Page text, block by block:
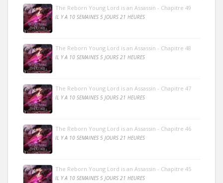
The Reborn Young Lord is an Assassin - Chapitre 49
IL Y A 10 SEMAINES 5 JOURS 21 HEURES
The Reborn Young Lord is an Assassin - Chapitre 48
IL Y A 10 SEMAINES 5 JOURS 21 HEURES
The Reborn Young Lord is an Assassin - Chapitre 47
IL Y A 10 SEMAINES 5 JOURS 21 HEURES
The Reborn Young Lord is an Assassin - Chapitre 46
IL Y A 10 SEMAINES 5 JOURS 21 HEURES
The Reborn Young Lord is an Assassin - Chapitre 45
IL Y A 10 SEMAINES 5 JOURS 21 HEURES